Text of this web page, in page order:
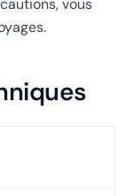
vous